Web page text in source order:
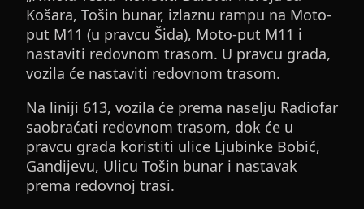
Košara, Tošin bunar, izlaznu rampu na Moto-
put M11 (u pravcu Šida), Moto-put M11 i
nastaviti redovnom trasom. U pravcu grada,
vozila će nastaviti redovnom trasom.
Na liniji 613, vozila će prema naselju Radiofar
saobraćati redovnom trasom, dok će u
pravcu grada koristiti ulice Ljubinke Bobić,
Gandijevu, Ulicu Tošin bunar i nastavak
prema redovnoj trasi.